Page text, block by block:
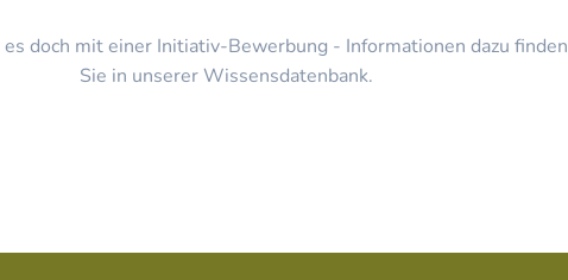
es doch mit einer Initiativ-Bewerbung - Informationen dazu finden
Sie in unserer Wissensdatenbank.